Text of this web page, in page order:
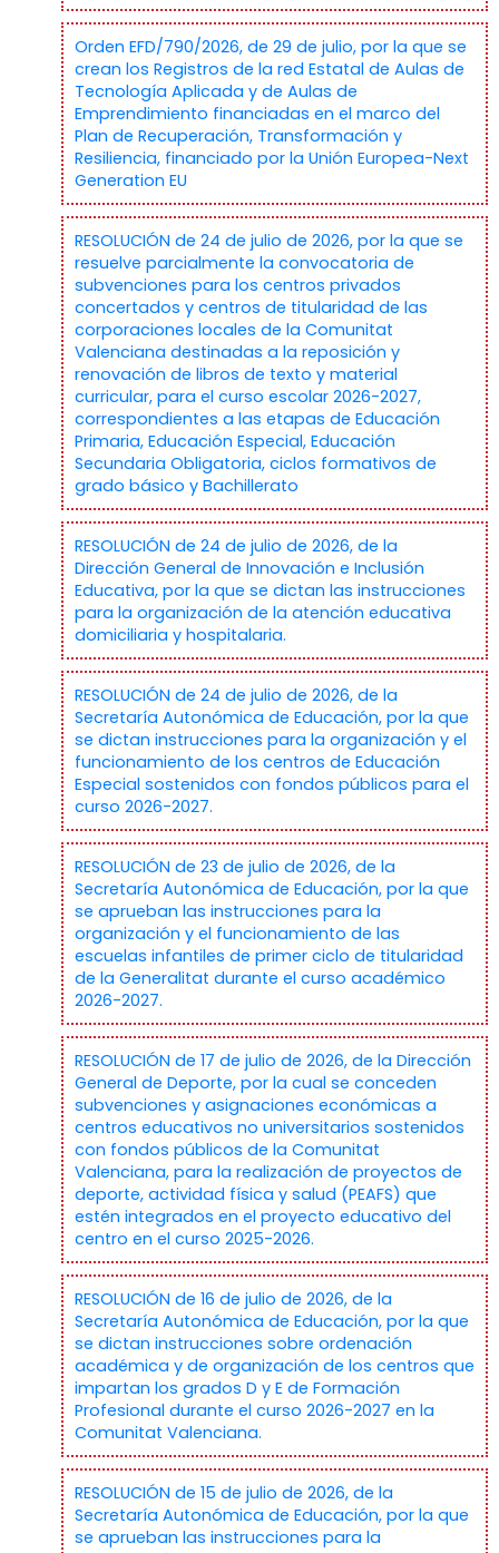
Orden EFD/790/2026, de 29 de julio, por la que se
crean los Registros de la red Estatal de Aulas de
Tecnología Aplicada y de Aulas de
Emprendimiento financiadas en el marco del
Plan de Recuperación, Transformación y
Resiliencia, financiado por la Unión Europea-Next
Generation EU
RESOLUCIÓN de 24 de julio de 2026, por la que se
resuelve parcialmente la convocatoria de
subvenciones para los centros privados
concertados y centros de titularidad de las
corporaciones locales de la Comunitat
Valenciana destinadas a la reposición y
renovación de libros de texto y material
curricular, para el curso escolar 2026-2027,
correspondientes a las etapas de Educación
Primaria, Educación Especial, Educación
Secundaria Obligatoria, ciclos formativos de
grado básico y Bachillerato
RESOLUCIÓN de 24 de julio de 2026, de la
Dirección General de Innovación e Inclusión
Educativa, por la que se dictan las instrucciones
para la organización de la atención educativa
domiciliaria y hospitalaria.
RESOLUCIÓN de 24 de julio de 2026, de la
Secretaría Autonómica de Educación, por la que
se dictan instrucciones para la organización y el
funcionamiento de los centros de Educación
Especial sostenidos con fondos públicos para el
curso 2026-2027.
RESOLUCIÓN de 23 de julio de 2026, de la
Secretaría Autonómica de Educación, por la que
se aprueban las instrucciones para la
organización y el funcionamiento de las
escuelas infantiles de primer ciclo de titularidad
de la Generalitat durante el curso académico
2026-2027.
RESOLUCIÓN de 17 de julio de 2026, de la Dirección
General de Deporte, por la cual se conceden
subvenciones y asignaciones económicas a
centros educativos no universitarios sostenidos
con fondos públicos de la Comunitat
Valenciana, para la realización de proyectos de
deporte, actividad física y salud (PEAFS) que
estén integrados en el proyecto educativo del
centro en el curso 2025-2026.
RESOLUCIÓN de 16 de julio de 2026, de la
Secretaría Autonómica de Educación, por la que
se dictan instrucciones sobre ordenación
académica y de organización de los centros que
impartan los grados D y E de Formación
Profesional durante el curso 2026-2027 en la
Comunitat Valenciana.
RESOLUCIÓN de 15 de julio de 2026, de la
Secretaría Autonómica de Educación, por la que
se aprueban las instrucciones para la